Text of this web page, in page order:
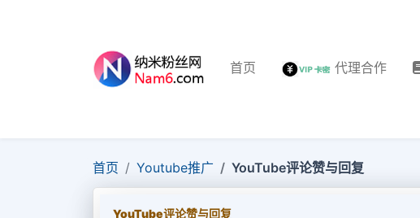
首页 代理合作
首页 Youtube推广 YouTube评论赞与回复
YouTube评论赞与回复